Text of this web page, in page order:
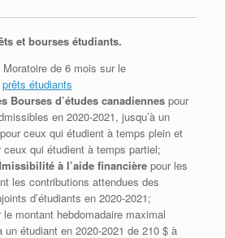
et bourses étudiants.
Moratoire de 6 mois sur le
prêts étudiants
Bourses d’études canadiennes pour
en 2020-2021, jusqu’à un
ceux qui étudient à temps plein et
ceux qui étudient à temps partiel;
à l’aide financièrepour les
les contributions attendues des
d’étudiants en 2020-2021;
le montant hebdomadaire maximal
un étudiant en 2020-2021 de 210 $ à